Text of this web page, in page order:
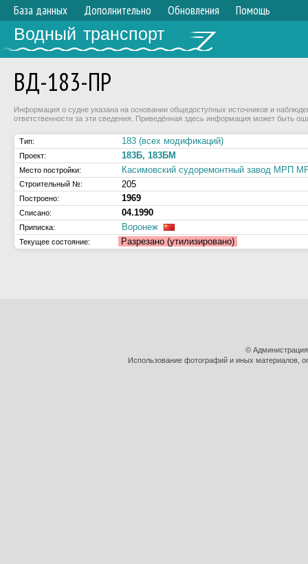
База данных Дополнительно Обновления Помощь
Водный транспорт
ВД-183-ПР
Информация о судне указана на основании общедоступных источников и
ответственности за эти сведения. Приведённая здесь информация может быть
Тип: 183 (всех модификаций)
Проект: 183Б, 183БМ
Место постройки: Касимовский судоремонтный завод МРП
Строительный №: 205
Построено: 1969
Списано: 04.1990
Приписка: Воронеж
Текущее состояние: Разрезано (утилизировано)
©
Использование фотографий и иных материалов,